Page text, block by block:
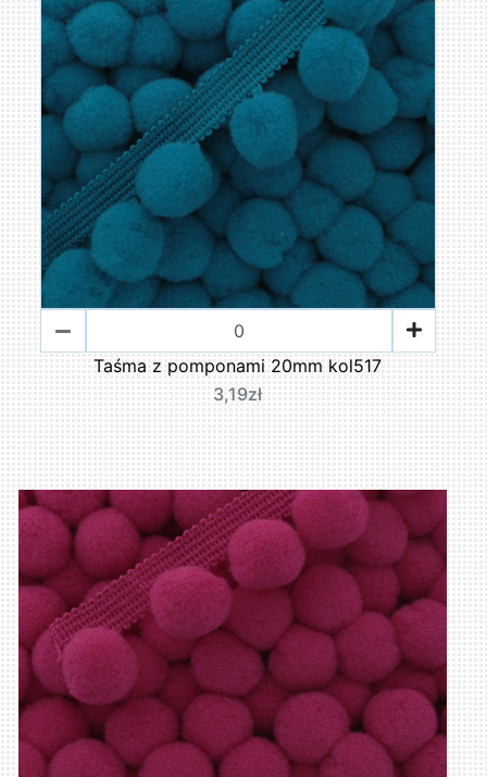
Taśma z pomponami 20mm kol517
3,19zł